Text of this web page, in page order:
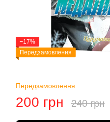
−17%
Передзамовлення
Передзамовлення
200 грн 240 грн